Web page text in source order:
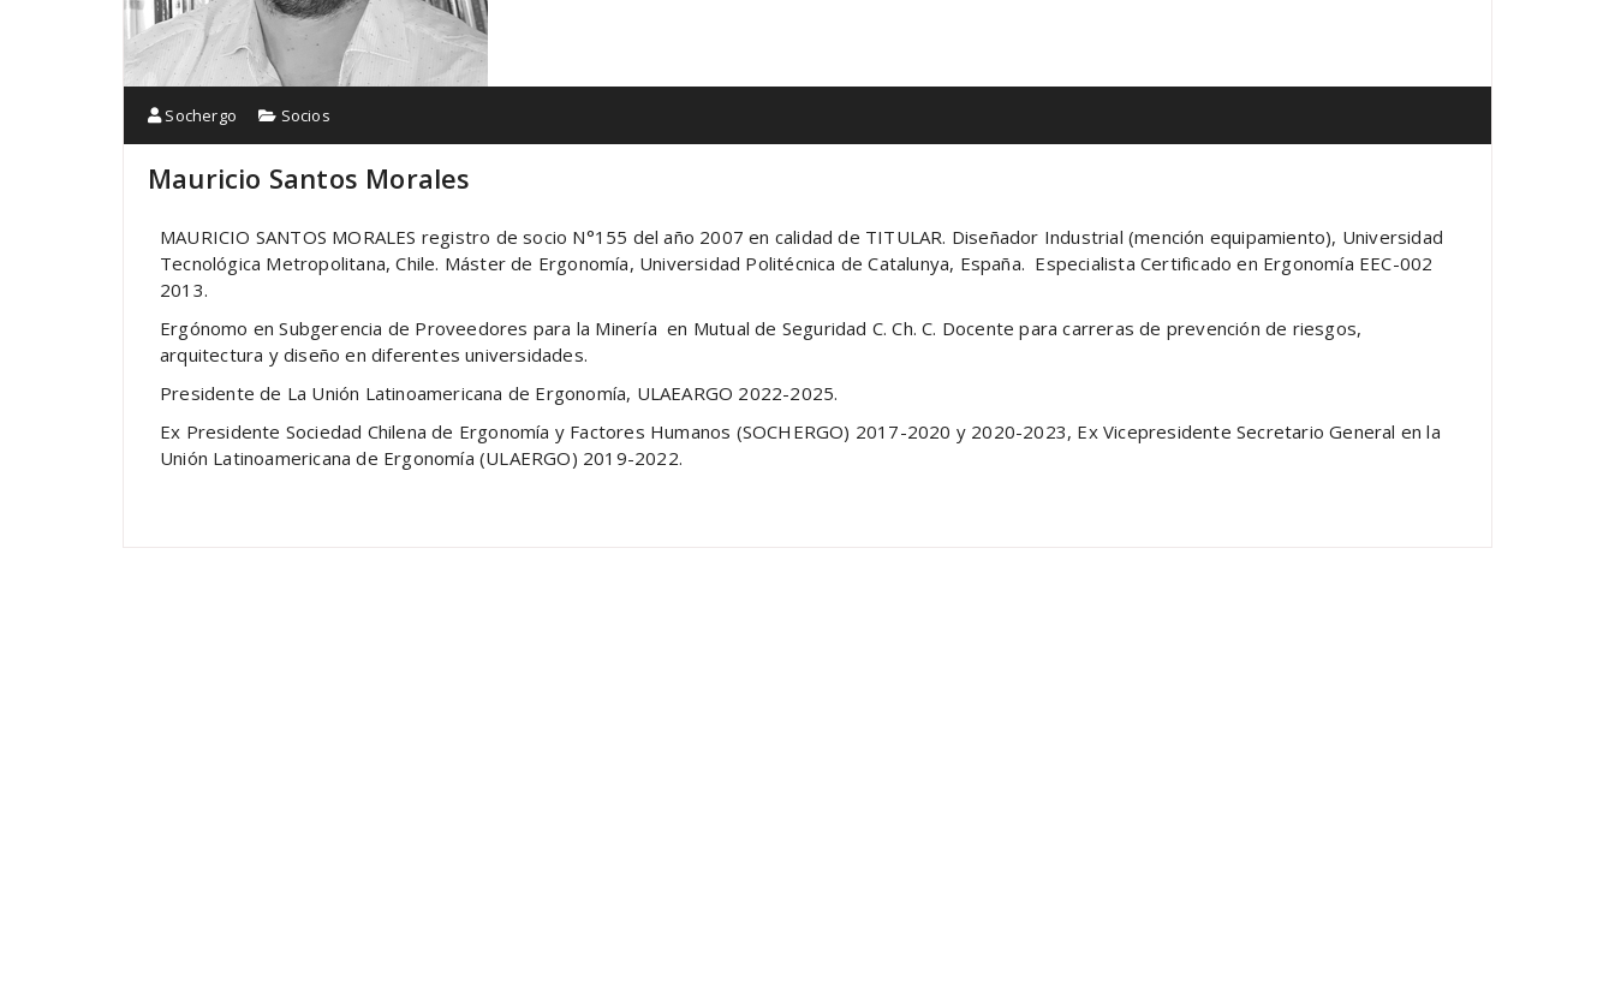
Sochergo Socios
Mauricio Santos Morales
MAURICIO SANTOS MORALES registro de socio N°155 del año 2007 en calidad de TITULAR. Diseñador Industrial (mención equipamiento), Universidad
Tecnológica Metropolitana, Chile. Máster de Ergonomía, Universidad Politécnica de Catalunya, España. Especialista Certificado en Ergonomía EEC-002
2013.
Ergónomo en Subgerencia de Proveedores para la Minería en Mutual de Seguridad C. Ch. C. Docente para carreras de prevención de riesgos,
arquitectura y diseño en diferentes universidades.
Presidente de La Unión Latinoamericana de Ergonomía, ULAEARGO 2022-2025.
Ex Presidente Sociedad Chilena de Ergonomía y Factores Humanos (SOCHERGO) 2017-2020 y 2020-2023, Ex Vicepresidente Secretario General en la
Unión Latinoamericana de Ergonomía (ULAERGO) 2019-2022.